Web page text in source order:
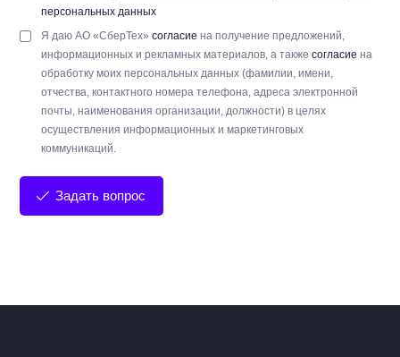
персональных данных
Я даю АО «СберТех» согласие на получение предложений,
информационных и рекламных материалов, а также согласие на
обработку моих персональных данных (фамилии, имени,
отчества, контактного номера телефона, адреса электронной
почты, наименования организации, должности) в целях
осуществления информационных и маркетинговых
коммуникаций.
Задать вопрос